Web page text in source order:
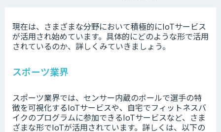
現在は、さまざまな分野において積極的にIoTサービス
が活用され始めています。具体的にどのような形で活用
されているのか、詳しくみていきましょう。
スポーツ業界
スポーツ業界では、センサー内蔵のボールで選手の特
徴を可視化するIoTサービスや、自宅でフィットネスバ
イクのプログラムに参加できるIoTサービスなど、さま
ざまな形でIoTが活用されています。詳しくは、以下の